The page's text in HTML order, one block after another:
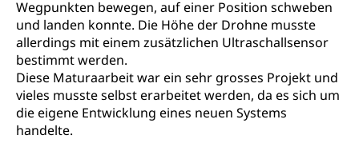
Wegpunkten bewegen, auf einer Position schweben
und landen konnte. Die Höhe der Drohne musste
allerdings mit einem zusätzlichen Ultraschallsensor
bestimmt werden.
Diese Maturaarbeit war ein sehr grosses Projekt und
vieles musste selbst erarbeitet werden, da es sich um
die eigene Entwicklung eines neuen Systems
handelte.
Öffentlicher Verkehr Luzern Mobil
Schiffsverkehr, Binnenschifffahrt, Seeschifffahrt,
Flussschifffahrt
Schifffahrt (Strassenverkehrsamt)
Strasse
Autoverkehr, Lastwagenverkehr, Schwerverkehr,
leistungsabhängige Schwerverkehrsabgabe,
Langsamverkehr, Transportmittel, Auto, Motorrad,
Individualverkehr